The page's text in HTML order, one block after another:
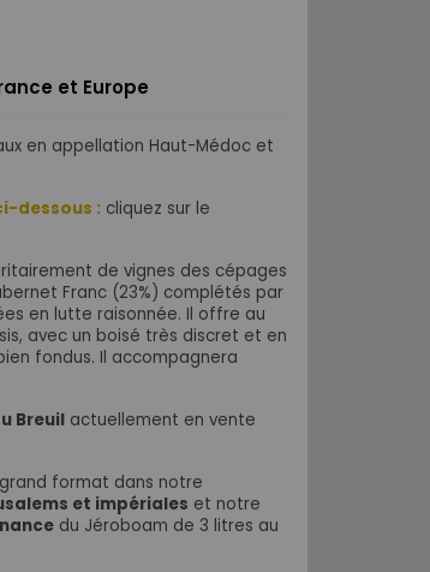
et Europe
en appellation Haut-Médoc et
dessous : cliquez sur le
de vignes des cépages
Franc (23%) complétés par
en lutte raisonnée. Il offre au
avec un boisé très discret et en
fondus. Il accompagnera
Breuil actuellement en vente
format dans notre
et impériales et notre
du Jéroboam de 3 litres au